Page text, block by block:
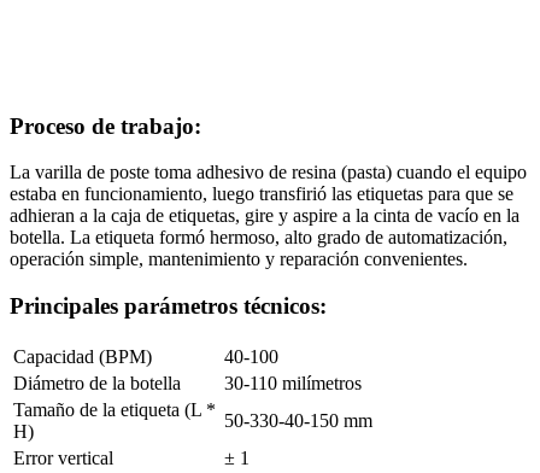
Proceso de trabajo:
La varilla de poste toma adhesivo de resina (pasta) cuando el equipo
estaba en funcionamiento, luego transfirió las etiquetas para que se
adhieran a la caja de etiquetas, gire y aspire a la cinta de vacío en la
botella. La etiqueta formó hermoso, alto grado de automatización,
operación simple, mantenimiento y reparación convenientes.
Principales parámetros técnicos:
Capacidad (BPM)
40-100
Diámetro de la botella
30-110 milímetros
Tamaño de la etiqueta (L *
H)
50-330-40-150 mm
Error vertical
± 1